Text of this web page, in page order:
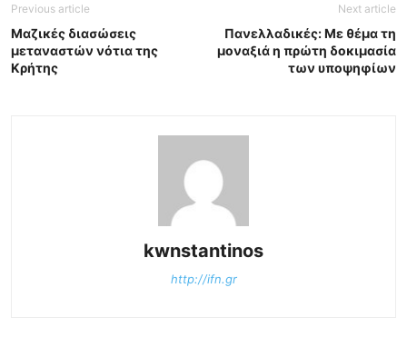
Previous article
Μαζικές διασώσεις
μεταναστών νότια της
Κρήτης
Next article
Πανελλαδικές: Με θέμα τη
μοναξιά η πρώτη δοκιμασία
των υποψηφίων
kwnstantinos
http://ifn.gr